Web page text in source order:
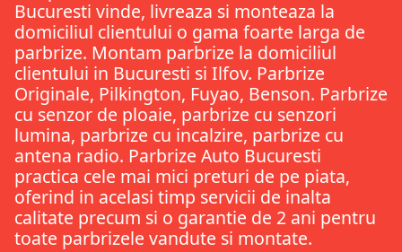
Bucuresti vinde, livreaza si monteaza la
domiciliul clientului o gama foarte larga de
parbrize. Montam parbrize la domiciliul
clientului in Bucuresti si Ilfov. Parbrize
Originale, Pilkington, Fuyao, Benson. Parbrize
cu senzor de ploaie, parbrize cu senzori
lumina, parbrize cu incalzire, parbrize cu
antena radio. Parbrize Auto Bucuresti
practica cele mai mici preturi de pe piata,
oferind in acelasi timp servicii de inalta
calitate precum si o garantie de 2 ani pentru
toate parbrizele vandute si montate.